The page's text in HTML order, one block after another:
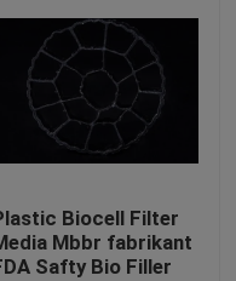
Biocell Filter
Mbbr fabrikant
Safty Bio Filler